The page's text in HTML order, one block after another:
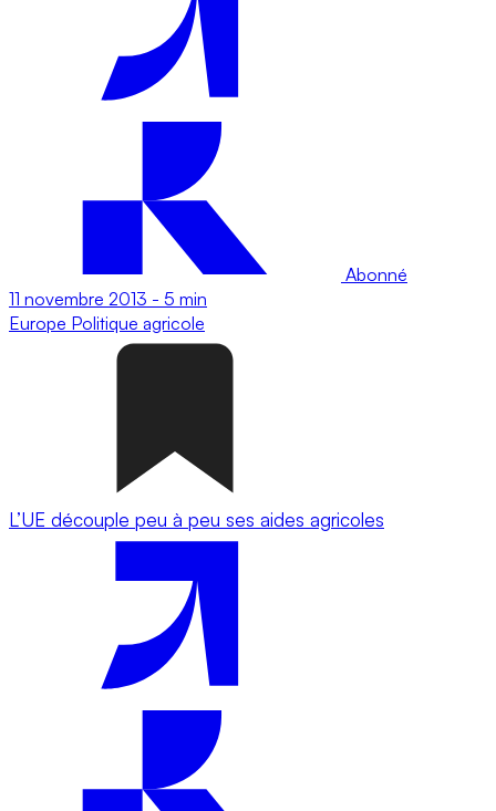
Abonné
11 novembre 2013 - 5 min
Europe Politique agricole
L’UE découple peu à peu ses aides agricoles